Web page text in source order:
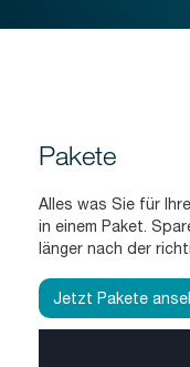
Pakete
Alles was Sie für
in einem Paket.
länger nach der
Jetzt Pakete